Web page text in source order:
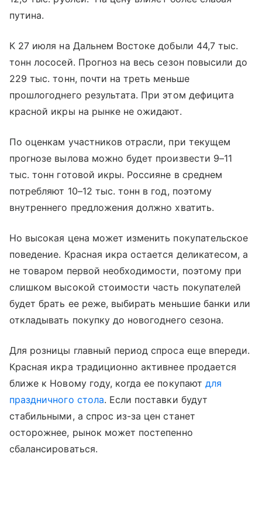
путина.
К 27 июля на Дальнем Востоке добыли 44,7 тыс.
тонн лососей. Прогноз на весь сезон повысили до
229 тыс. тонн, почти на треть меньше
прошлогоднего результата. При этом дефицита
красной икры на рынке не ожидают.
По оценкам участников отрасли, при текущем
прогнозе вылова можно будет произвести 9–11
тыс. тонн готовой икры. Россияне в среднем
потребляют 10–12 тыс. тонн в год, поэтому
внутреннего предложения должно хватить.
Но высокая цена может изменить покупательское
поведение. Красная икра остается деликатесом, а
не товаром первой необходимости, поэтому при
слишком высокой стоимости часть покупателей
будет брать ее реже, выбирать меньшие банки или
откладывать покупку до новогоднего сезона.
Для розницы главный период спроса еще впереди.
Красная икра традиционно активнее продается
ближе к Новому году, когда ее покупают для
праздничного стола. Если поставки будут
стабильными, а спрос из-за цен станет
осторожнее, рынок может постепенно
сбалансироваться.